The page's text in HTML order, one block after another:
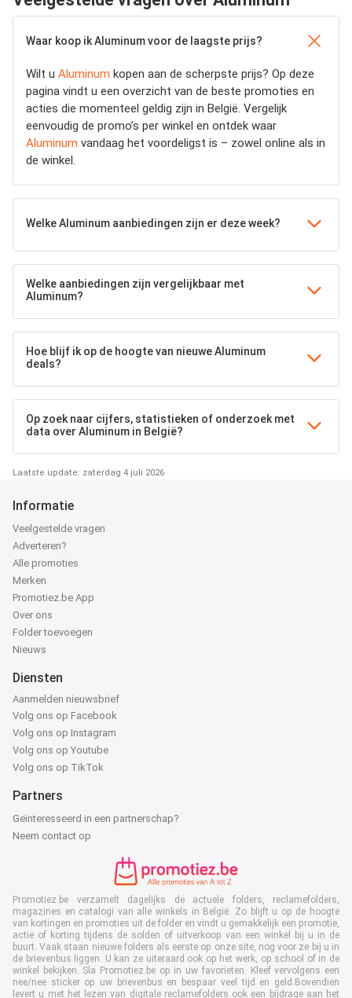
Waar koop ik Aluminum voor de laagste prijs?
Wilt u Aluminum kopen aan de scherpste prijs? Op deze
pagina vindt u een overzicht van de beste promoties en
acties die momenteel geldig zijn in België. Vergelijk
eenvoudig de promo’s per winkel en ontdek waar
Aluminum vandaag het voordeligst is – zowel online als in
de winkel.
Welke Aluminum aanbiedingen zijn er deze week?
Welke aanbiedingen zijn vergelijkbaar met
Aluminum?
Hoe blijf ik op de hoogte van nieuwe Aluminum
deals?
Op zoek naar cijfers, statistieken of onderzoek met
data over Aluminum in België?
Laatste update: zaterdag 4 juli 2026
Informatie
Veelgestelde vragen
Adverteren?
Alle promoties
Merken
Promotiez.be App
Over ons
Folder toevoegen
Nieuws
Diensten
Aanmelden nieuwsbrief
Volg ons op Facebook
Volg ons op Instagram
Volg ons op Youtube
Volg ons op TikTok
Partners
Geïnteresseerd in een partnerschap?
Neem contact op
Promotiez.be verzamelt dagelijks de actuele folders, reclamefolders,
magazines en catalogi van alle winkels in België. Zo blijft u op de hoogte
van kortingen en promoties uit de folder en vindt u gemakkelijk een promotie,
actie of korting tijdens de solden of uitverkoop van een winkel bij u in de
buurt. Vaak staan nieuwe folders als eerste op onze site, nog voor ze bij u in
de brievenbus liggen. U kan ze uiteraard ook op het werk, op school of in de
winkel bekijken. Sla Promotiez.be op in uw favorieten. Kleef vervolgens een
nee/nee sticker op uw brievenbus en bespaar veel tijd en geld.Bovendien
levert u met het lezen van digitale reclamefolders ook een bijdrage aan het